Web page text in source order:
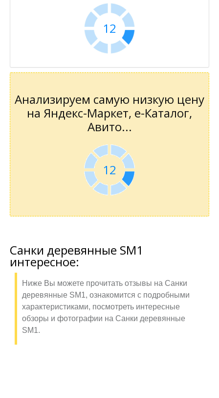
11
Анализируем самую низкую цену
на Яндекс-Маркет, е-Каталог,
Авито...
11
Санки деревянные SM1
интересное:
Ниже Вы можете прочитать отзывы на Санки
деревянные SM1, ознакомится с подробными
характеристиками, посмотреть интересные
обзоры и фотографии на Санки деревянные
SM1.